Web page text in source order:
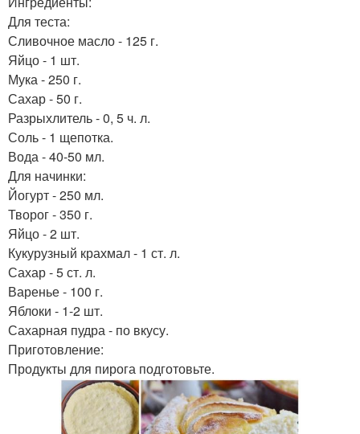
Для теста:
Сливочное масло - 125 г.
Яйцо - 1 шт.
Мука - 250 г.
Сахар - 50 г.
Разрыхлитель - 0, 5 ч. л.
Соль - 1 щепотка.
Вода - 40-50 мл.
Для начинки:
Йогурт - 250 мл.
Творог - 350 г.
Яйцо - 2 шт.
Кукурузный крахмал - 1 ст. л.
Сахар - 5 ст. л.
Варенье - 100 г.
Яблоки - 1-2 шт.
Сахарная пудра - по вкусу.
Приготовление:
Продукты для пирога подготовьте.